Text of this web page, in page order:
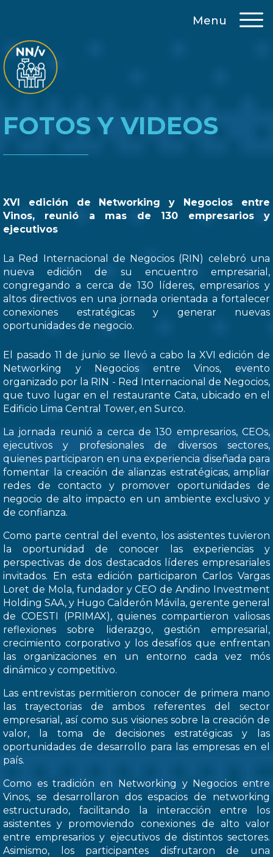
Menu
FOTOS Y VIDEOS
XVI edición de Networking y Negocios entre
Vinos, reunió a mas de 130 empresarios y
ejecutivos
La Red Internacional de Negocios (RIN) celebró una
nueva edición de su encuentro empresarial,
congregando a cerca de 130 líderes, empresarios y
altos directivos en una jornada orientada a fortalecer
conexiones estratégicas y generar nuevas
oportunidades de negocio.
El pasado 11 de junio se llevó a cabo la XVI edición de
Networking y Negocios entre Vinos, evento
organizado por la RIN - Red Internacional de Negocios,
que tuvo lugar en el restaurante Cata, ubicado en el
Edificio Lima Central Tower, en Surco.
La jornada reunió a cerca de 130 empresarios, CEOs,
ejecutivos y profesionales de diversos sectores,
quienes participaron en una experiencia diseñada para
fomentar la creación de alianzas estratégicas, ampliar
redes de contacto y promover oportunidades de
negocio de alto impacto en un ambiente exclusivo y
de confianza.
Como parte central del evento, los asistentes tuvieron
la oportunidad de conocer las experiencias y
perspectivas de dos destacados líderes empresariales
invitados. En esta edición participaron Carlos Vargas
Loret de Mola, fundador y CEO de Andino Investment
Holding SAA, y Hugo Calderón Mávila, gerente general
de COESTI (PRIMAX), quienes compartieron valiosas
reflexiones sobre liderazgo, gestión empresarial,
crecimiento corporativo y los desafíos que enfrentan
las organizaciones en un entorno cada vez mós
dinámico y competitivo.
Las entrevistas permitieron conocer de primera mano
las trayectorias de ambos referentes del sector
empresarial, así como sus visiones sobre la creación de
valor, la toma de decisiones estratégicas y las
oportunidades de desarrollo para las empresas en el
país.
Como es tradición en Networking y Negocios entre
Vinos, se desarrollaron dos espacios de networking
estructurado, facilitando la interacción entre los
asistentes y promoviendo conexiones de alto valor
entre empresarios y ejecutivos de distintos sectores.
Asimismo, los participantes disfrutaron de una